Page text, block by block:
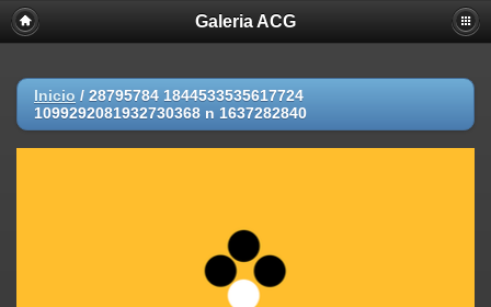
Galeria ACG
Inicio / 28795784 1844533535617724
1099292081932730368 n 1637282840